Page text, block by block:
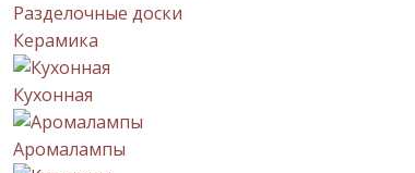
Разделочные доски
Керамика
Кухонная
Аромалампы